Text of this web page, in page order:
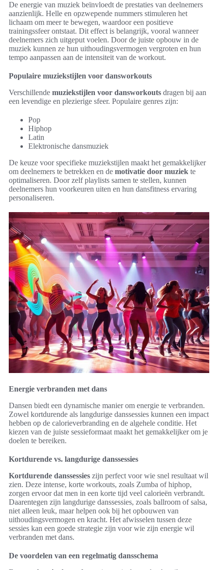
De energie van muziek beïnvloedt de prestaties van deelnemers
aanzienlijk. Helle en opzwepende nummers stimuleren het
lichaam om meer te bewegen, waardoor een positieve
trainingssfeer ontstaat. Dit effect is belangrijk, vooral wanneer
deelnemers zich uitgeput voelen. Door de juiste opbouw in de
muziek kunnen ze hun uithoudingsvermogen vergroten en hun
tempo aanpassen aan de intensiteit van de workout.
Populaire muziekstijlen voor dansworkouts
Verschillende muziekstijlen voor dansworkouts dragen bij aan
een levendige en plezierige sfeer. Populaire genres zijn:
Pop
Hiphop
Latin
Elektronische dansmuziek
De keuze voor specifieke muziekstijlen maakt het gemakkelijker
om deelnemers te betrekken en de motivatie door muziek te
optimaliseren. Door zelf playlists samen te stellen, kunnen
deelnemers hun voorkeuren uiten en hun dansfitness ervaring
personaliseren.
Energie verbranden met dans
Dansen biedt een dynamische manier om energie te verbranden.
Zowel kortdurende als langdurige danssessies kunnen een impact
hebben op de calorieverbranding en de algehele conditie. Het
kiezen van de juiste sessieformaat maakt het gemakkelijker om je
doelen te bereiken.
Kortdurende vs. langdurige danssessies
Kortdurende danssessies zijn perfect voor wie snel resultaat wil
zien. Deze intense, korte workouts, zoals Zumba of hiphop,
zorgen ervoor dat men in een korte tijd veel calorieën verbrandt.
Daarentegen zijn langdurige danssessies, zoals ballroom of salsa,
niet alleen leuk, maar helpen ook bij het opbouwen van
uithoudingsvermogen en kracht. Het afwisselen tussen deze
sessies kan een goede strategie zijn voor wie zijn energie wil
verbranden met dans.
De voordelen van een regelmatig dansschema